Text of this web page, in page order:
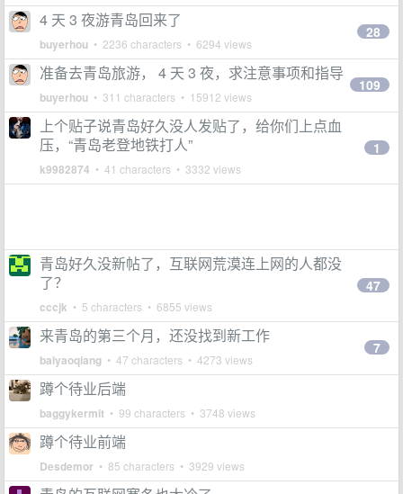
4 天 3 夜游青岛回来了
buyerhou • 2236 characters • 6294 views
28
准备去青岛旅游， 4 天 3 夜，求注意事项和指导
buyerhou • 311 characters • 15912 views
109
上个贴子说青岛好久没人发贴了，给你们上点血
压，“青岛老登地铁打人”
k9982874 • 41 characters • 3332 views
1
青岛好久没新帖了，互联网荒漠连上网的人都没
了？
cccjk • 5 characters • 6855 views
47
来青岛的第三个月，还没找到新工作
baiyaoqiang • 47 characters • 4273 views
7
蹲个待业后端
baggykermit • 99 characters • 3748 views
蹲个待业前端
Desdemor • 85 characters • 3929 views